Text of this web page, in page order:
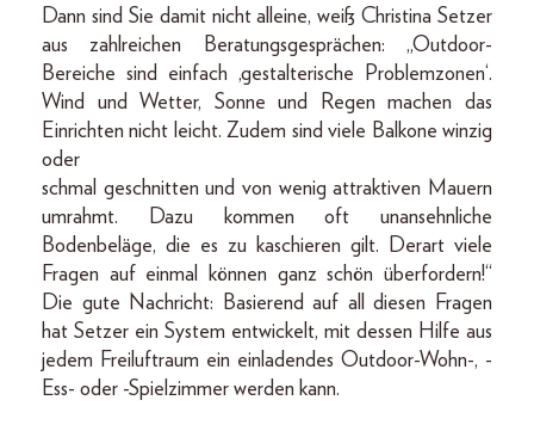
Dann sind Sie damit nicht alleine, weiß Christina Setzer
aus zahlreichen Beratungsgesprächen: „Outdoor-
Bereiche sind einfach ‚gestalterische Problemzonen‘.
Wind und Wetter, Sonne und Regen machen das
Einrichten nicht leicht. Zudem sind viele Balkone winzig
oder
schmal geschnitten und von wenig attraktiven Mauern
umrahmt. Dazu kommen oft unansehnliche
Bodenbeläge, die es zu kaschieren gilt. Derart viele
Fragen auf einmal können ganz schön überfordern!“
Die gute Nachricht: Basierend auf all diesen Fragen
hat Setzer ein System entwickelt, mit dessen Hilfe aus
jedem Freiluftraum ein einladendes Outdoor-Wohn-, -
Ess- oder -Spielzimmer werden kann.